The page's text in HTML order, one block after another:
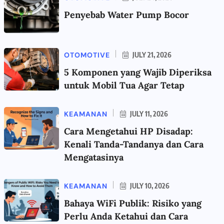
Penyebab Water Pump Bocor
OTOMOTIVE JULY 21, 2026
5 Komponen yang Wajib Diperiksa
untuk Mobil Tua Agar Tetap
KEAMANAN JULY 11, 2026
Cara Mengetahui HP Disadap:
Kenali Tanda-Tandanya dan Cara
Mengatasinya
KEAMANAN JULY 10, 2026
Bahaya WiFi Publik: Risiko yang
Perlu Anda Ketahui dan Cara